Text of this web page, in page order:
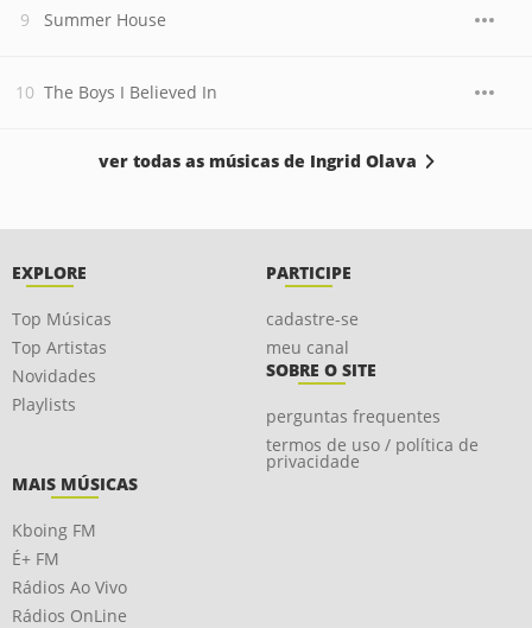
Summer House
The Boys I Believed In
ver todas as músicas de Ingrid Olava
EXPLORE
Top Músicas
Top Artistas
Novidades
Playlists
PARTICIPE
cadastre-se
meu canal
SOBRE O SITE
perguntas frequentes
termos de uso / política de
privacidade
MAIS MÚSICAS
Kboing FM
É+ FM
Rádios Ao Vivo
Rádios OnLine